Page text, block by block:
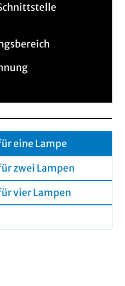
eine Lampe
zwei Lampen
vier Lampen